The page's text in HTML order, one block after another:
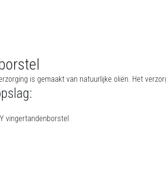
is gemaakt van natuurlijke oliën. Het
vingertandenborstel